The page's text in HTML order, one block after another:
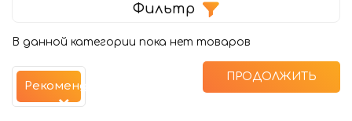
Фильтр
В данной категории пока нет товаров
ПРОДОЛЖИТЬ
Рекомендуемые